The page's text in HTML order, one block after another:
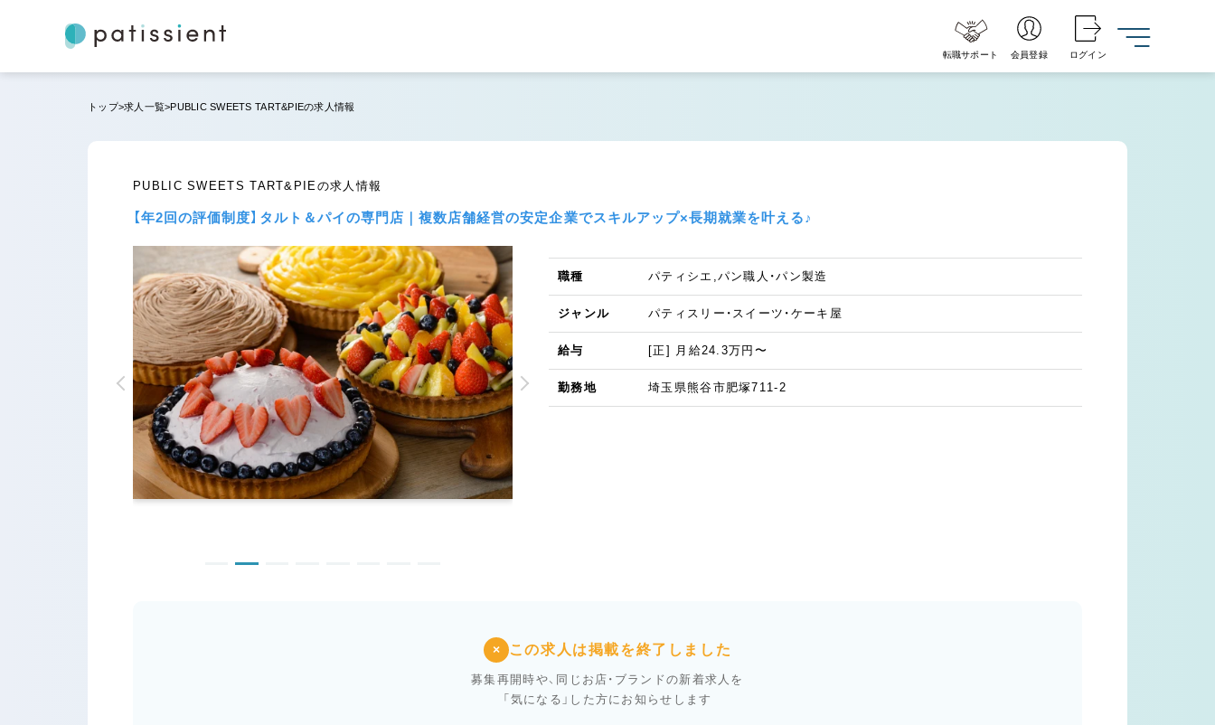
転職サポート 会員登録 ログイン
トップ 求人一覧 PUBLIC SWEETS TART&PIEの求人情報
PUBLIC SWEETS TART&PIEの求人情報
【年2回の評価制度】タルト＆パイの専門店｜複数店舗経営の安定企業でスキルアップ×長期就業を叶える♪
職種 パティシエ,パン職人・パン製造
ジャンル パティスリー・スイーツ・ケーキ屋
給与 [正] 月給24.3万円〜
勤務地 埼玉県熊谷市肥塚711-2
× この求人は掲載を終了しました
募集再開時や、同じお店・ブランドの新着求人を
「気になる」した方にお知らせします